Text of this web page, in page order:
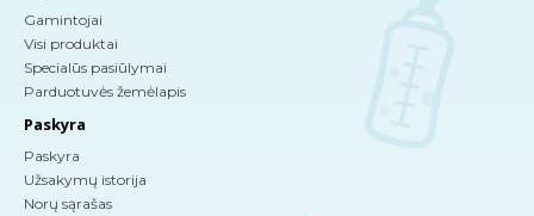
Gamintojai
Visi produktai
Specialūs pasiūlymai
Parduotuvės žemėlapis
Paskyra
Paskyra
Užsakymų istorija
Norų sąrašas